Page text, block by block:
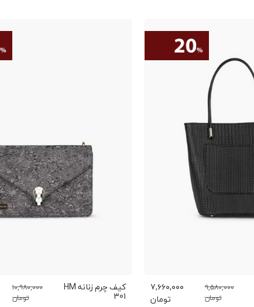
۹,۵۸۰,۰۰۰
تومان
۷,۶۶۰,۰۰۰
تومان
کیف چرم زنانه HM
301
۱۰,۹۸۰,۰۰۰
تومان